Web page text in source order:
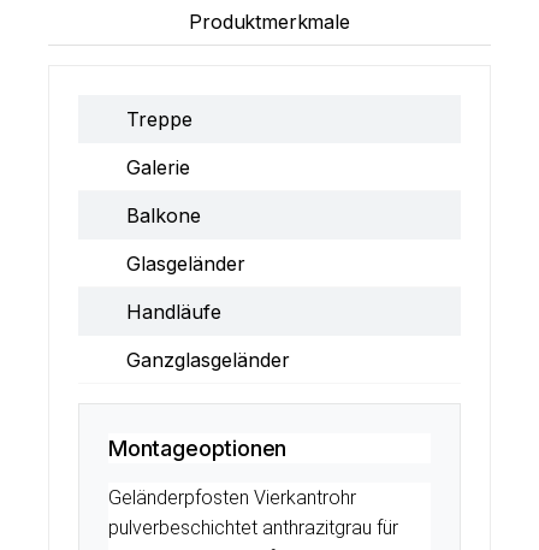
Produktmerkmale
Treppe
Galerie
Balkone
Glasgeländer
Handläufe
Ganzglasgeländer
Montageoptionen
Geländerpfosten Vierkantrohr
pulverbeschichtet anthrazitgrau für